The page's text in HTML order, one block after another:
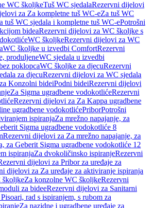
WC školjkeTuš WC sjedalaRezervni dijelovi
za Za kompletne tuš WC-eZa tuš WC
tuš WC sjedala i kompletne tuš WC-ePotrošni
bideaRezervni dijelovi za WC školjke s
WC školjkeRezervni dijelovi za WC
WC školjke u izvedbi ComfortRezervni
produljeneWC sjedala u izvedbi
poklopcaWC školjke za djecuRezervni
za djecuRezervni dijelovi za WC sjedala
Konzolni bideiPodni bideiRezervni dijelovi
Za Sigma ugradbene vodokotlićeRezervni
Rezervni dijelovi za Za Kappa ugradbene
ugradbene vodokotlićePriborPotrošni
ispiranjaZa mrežno napajanje, za
Sigma ugradbene vodokotliće 8
Rezervni dijelovi za Za mrežno napajanje, za
za Geberit Sigma ugradbene vodokotliće 12
ispiranjaZa dvokoličinsko ispiranjeRezervni
dijelovi za Pribor za uređaje za
dijelovi za Za uređaje za aktiviranje ispiranja
školjkeZa konzolne WC školjkeRezervni
za bideeRezervni dijelovi za Sanitarni
rad s ispiranjem, s rubom za
Za nazidne i ugradbene uređaje za